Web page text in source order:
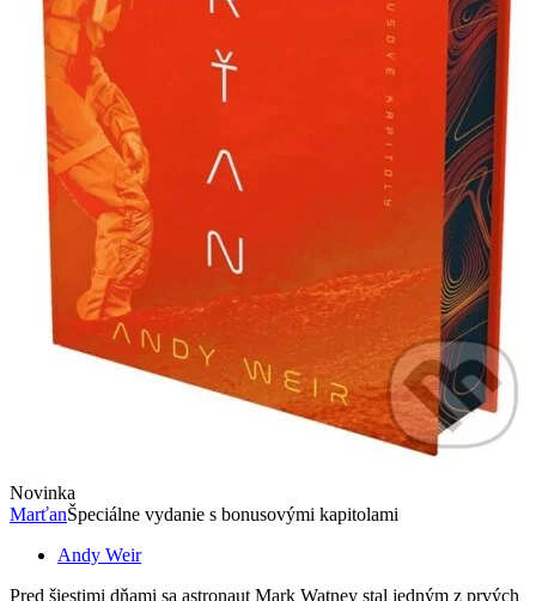
Novinka
MarťanŠpeciálne vydanie s bonusovými kapitolami
Andy Weir
Pred šiestimi dňami sa astronaut Mark Watney stal jedným z prvých